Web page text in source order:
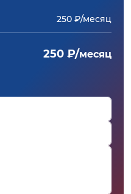
250 ₽/месяц
250 ₽/месяц